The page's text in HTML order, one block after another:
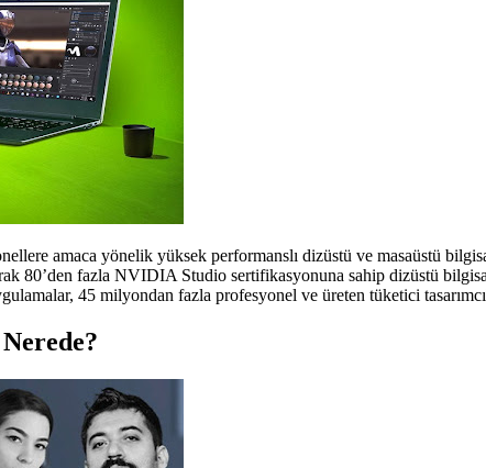
amaca yönelik yüksek performanslı dizüstü ve masaüstü
80’den fazla NVIDIA Studio sertifikasyonuna sahip dizüstü
45 milyondan fazla profesyonel ve üreten tüketici